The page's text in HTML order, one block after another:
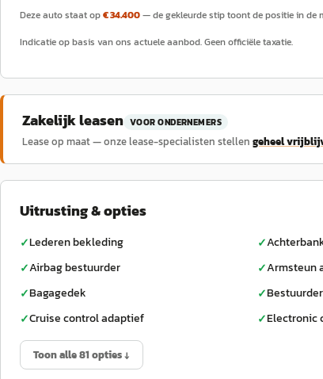
Deze auto staat op€ 34.400— de gekleurde stip toont de positie in de
Indicatie op basis van ons actuele aanbod. Geen officiële taxatie.
Zakelijk leasen VOOR ONDERNEMERS
Lease op maat — onze lease-specialisten stellen geheel
Uitrusting & opties
✓Lederen bekleding ✓
✓Airbag bestuurder ✓Armsteun
✓Bagagedek ✓
✓Cruise control adaptief ✓Electronic
Toon alle 81 opties ↓